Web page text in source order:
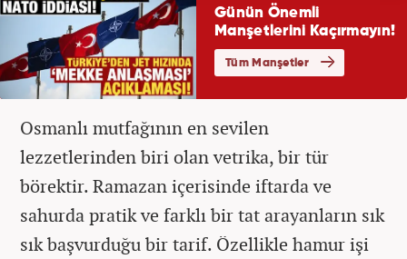
Osmanlı mutfağının en sevilen
lezzetlerinden biri olan vetrika, bir tür
börektir. Ramazan içerisinde iftarda ve
sahurda pratik ve farklı bir tat arayanların sık
sık başvurduğu bir tarif. Özellikle hamur işi